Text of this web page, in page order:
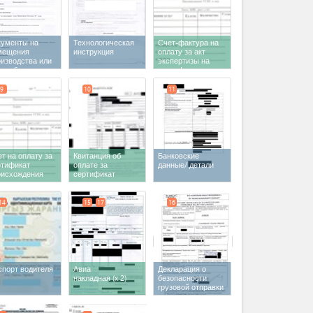
на
или
Технологическая
инструкция
Счет-фактура на
оплату за акт
экспертизы на
сертификат
происхождения
на оплату за
9
Квитанция об
оплате за
сертификат
происхождения
10
Банковские
данные/ детали
11
водителя
14
Авиа
накладная(x 2)
15 17
Декларация о
безопасности
грузовой отправки
16